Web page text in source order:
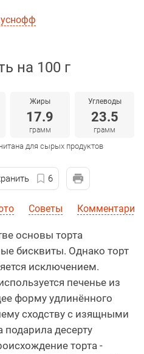
на 100 г
Жиры
17.9
грамм
Углеводы
23.5
грамм
для сырых продуктов
6
Советы Комментарии
основы торта
бисквиты. Однако торт
исключением.
печенье из
форму удлинённого
сходству с изящными
десерту
торта -